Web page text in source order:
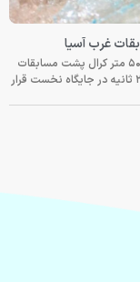
هومر عباسی، شناگر تیم ملی ایران، در دور مقدماتی ماده ۵۰ متر کرال پشت مسابقات